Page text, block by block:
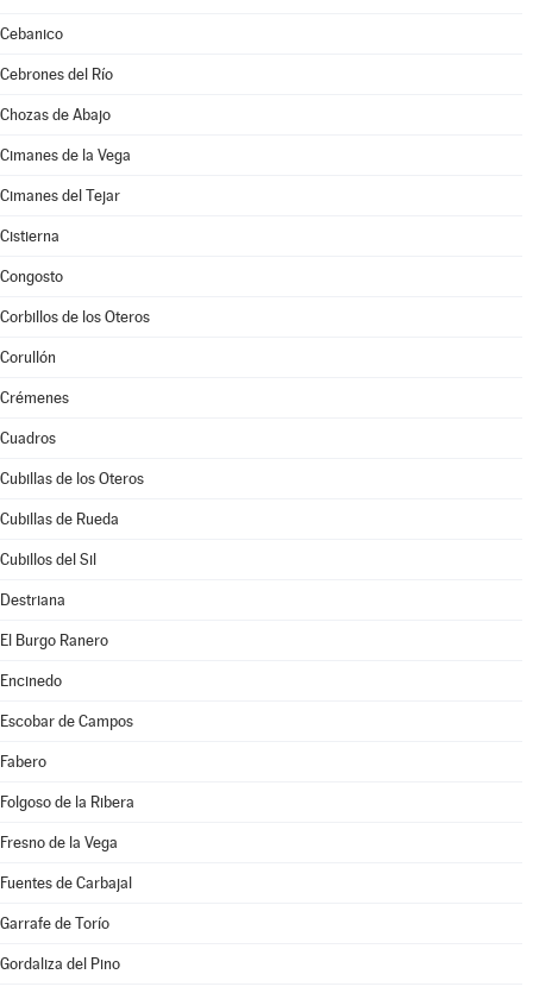
Cebanico
Cebrones del Río
Chozas de Abajo
Cimanes de la Vega
Cimanes del Tejar
Cistierna
Congosto
Corbillos de los Oteros
Corullón
Crémenes
Cuadros
Cubillas de los Oteros
Cubillas de Rueda
Cubillos del Sil
Destriana
El Burgo Ranero
Encinedo
Escobar de Campos
Fabero
Folgoso de la Ribera
Fresno de la Vega
Fuentes de Carbajal
Garrafe de Torío
Gordaliza del Pino